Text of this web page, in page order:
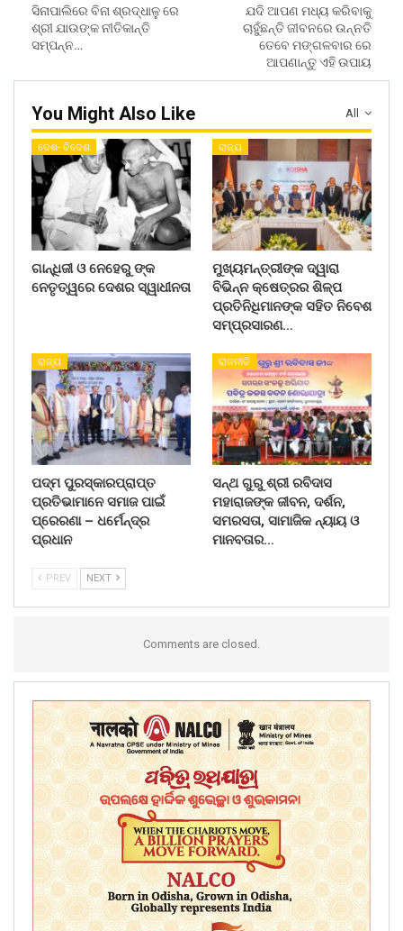
ସିନାପାଲିରେ ବିନା ଶ୍ରଦ୍ଧାଳୁ ରେ
ଶ୍ରୀ ଯାଉଙ୍କ ନୀତିକାନ୍ତି
ସମ୍ପନ୍ନ…
ଯଦି ଆପଣ ମଧ୍ୟ କରିବାକୁ
ଚାହୁଁଛନ୍ତି ଜୀବନରେ ଉନ୍ନତି
ତେବେ ମଙ୍ଗଳବାର ରେ
ଆପଣାନ୍ତୁ ଏହି ଉପାୟ
All
You Might Also Like
ଦେଶ- ବିଦେଶ
ଗାନ୍ଧିଜୀ ଓ ନେହେରୁ ଙ୍କ
ନେତୃତ୍ୱରେ ଦେଶର ସ୍ୱାଧୀନତା
ରାଜ୍ୟ
ମୁଖ୍ୟମନ୍ତ୍ରୀଙ୍କ ଦ୍ୱାରା
ବିଭିନ୍ନ କ୍ଷେତ୍ରର ଶିଳ୍ପ
ପ୍ରତିନିଧିମାନଙ୍କ ସହିତ ନିବେଶ
ସମ୍ପ୍ରସାରଣ…
ରାଜ୍ୟ
ପଦ୍ମ ପୁରସ୍କାରପ୍ରାପ୍ତ
ପ୍ରତିଭାମାନେ ସମାଜ ପାଇଁ
ପ୍ରେରଣା – ଧର୍ମେନ୍ଦ୍ର
ପ୍ରଧାନ
ରାଜନୀତି
ସନ୍ଥ ଗୁରୁ ଶ୍ରୀ ରବିଦାସ
ମହାରାଜଙ୍କ ଜୀବନ, ଦର୍ଶନ,
ସମରସତା, ସାମାଜିକ ନ୍ୟାୟ ଓ
ମାନବତାର…
PREV NEXT
Comments are closed.